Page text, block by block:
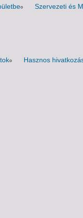
Szervezeti és
Hasznos